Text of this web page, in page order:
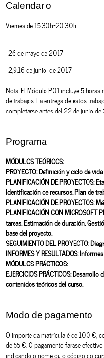
Calendario
Viernes de 15:30h-20:30h:
-26 de mayo de 2017
-2,9,16 de junio de 2017
Nota: El Módulo P01 incluye 5 horas
de trabajos. La entrega de estos
completarse antes del 22 de junio de
Programa
MÓDULOS TEÓRICOS:
PROYECTO: Definición y ciclo de
PLANIFICACIÓN DE PROYECTOS:
Identificación de recursos. Plan de
PLANIFICACIÓN DE PROYECTOS:
PLANIFICACIÓN CON MICROSOFT
tareas. Estimación de duración.
base del proyecto.
SEGUIMIENTO DEL PROYECTO:
INFORMES Y RESULTADOS:
MÓDULOS PRÁCTICOS:
EJERCICIOS PRÁCTICOS:
contenidos teóricos del curso.
Modo de pagamento
O importe da matrícula é de 100 €,
de 55 €. O pagamento farase
indicando o nome ou o código do